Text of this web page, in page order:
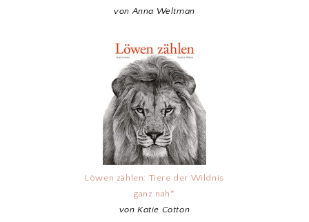
von Anna Weltman
Löwen zählen: Tiere der Wildnis
ganz nah*
von Katie Cotton